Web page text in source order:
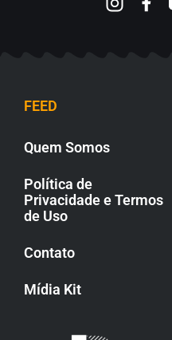
FEED
Quem Somos
Política de
Privacidade e Termos
de Uso
Contato
Mídia Kit